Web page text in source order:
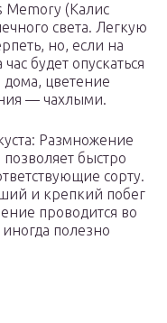
Memory (Калис
света. Легкую
но, если на
будет опускаться
дома, цветение
— чахлыми.
Размножение
быстро
сорту.
и крепкий побег
проводится во
полезно